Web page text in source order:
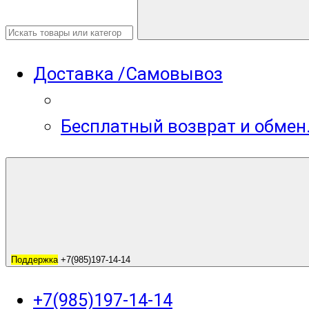
Доставка /Самовывоз
Бесплатный возврат и
Поддержка +7(985)197-14-14
+7(985)197-14-14